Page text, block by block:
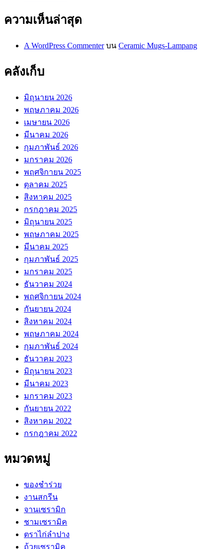
ความเห็นล่าสุด
A WordPress Commenterบน Ceramic Mugs-Lampang
คลังเก็บ
มิถุนายน 2026
พฤษภาคม 2026
เมษายน 2026
มีนาคม 2026
กุมภาพันธ์ 2026
มกราคม 2026
พฤศจิกายน 2025
ตุลาคม 2025
สิงหาคม 2025
กรกฎาคม 2025
มิถุนายน 2025
พฤษภาคม 2025
มีนาคม 2025
กุมภาพันธ์ 2025
มกราคม 2025
ธันวาคม 2024
พฤศจิกายน 2024
กันยายน 2024
สิงหาคม 2024
พฤษภาคม 2024
กุมภาพันธ์ 2024
ธันวาคม 2023
มิถุนายน 2023
มีนาคม 2023
มกราคม 2023
กันยายน 2022
สิงหาคม 2022
กรกฎาคม 2022
หมวดหมู่
ของชำร่วย
งานสกรีน
จานเซรามิก
ชามเซรามิค
ตราไก่ลำปาง
ถ้วยเซรามิค